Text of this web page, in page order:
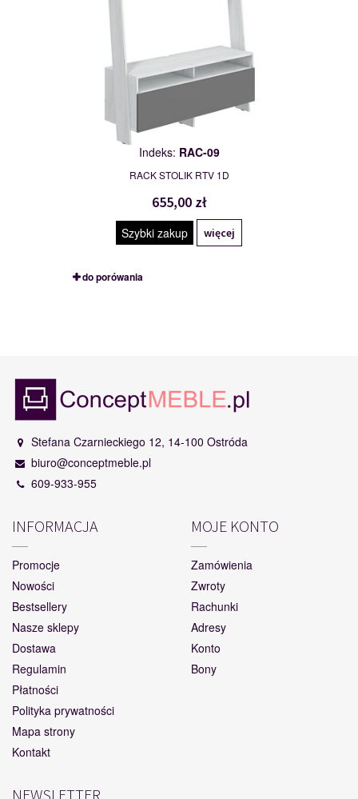
Indeks: RAC-09
RACK STOLIK RTV 1D
655,00 zł
Szybki zakup więcej
do porówania
Stefana Czarnieckiego 12, 14-100 Ostróda
biuro@conceptmeble.pl
609-933-955
INFORMACJA
Promocje
Nowości
Bestsellery
Nasze sklepy
Dostawa
Regulamin
Płatności
Polityka prywatności
Mapa strony
Kontakt
MOJE KONTO
Zamówienia
Zwroty
Rachunki
Adresy
Konto
Bony
NEWSLETTER